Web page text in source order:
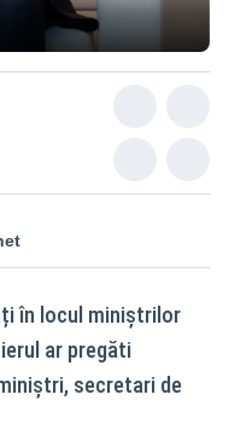
în locul miniștrilor
ar pregăti
secretari de